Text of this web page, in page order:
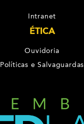
Intranet
ÉTICA
Ouvidoria
Políticas e Salvaguardas